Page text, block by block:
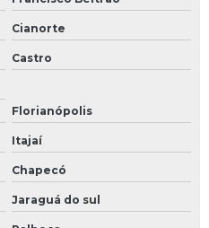
Cianorte
Castro
Florianópolis
Itajaí
Chapecó
Jaraguá do sul